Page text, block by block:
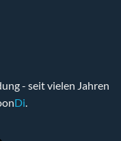
- seit vielen Jahren
Di.